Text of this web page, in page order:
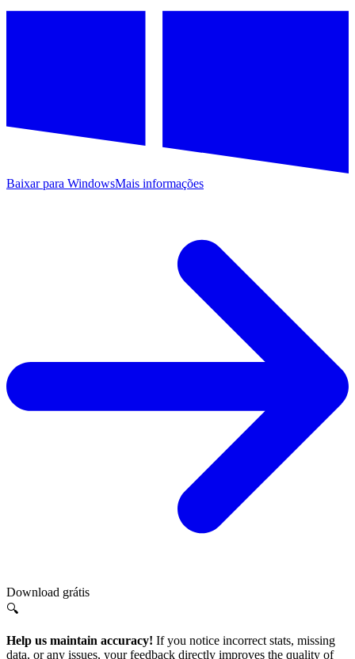
Baixar para WindowsMais informações
Download grátis
🔍
Help us maintain accuracy! If you notice incorrect stats, missing
data, or any issues, your feedback directly improves the quality of